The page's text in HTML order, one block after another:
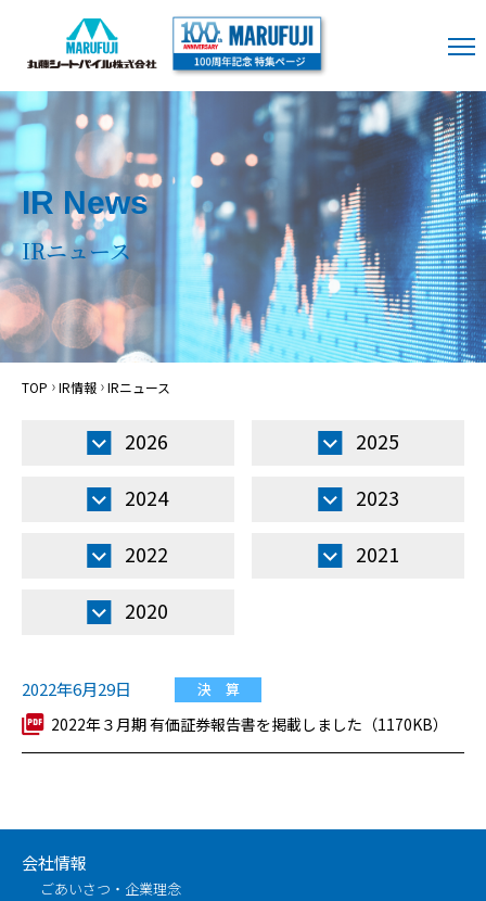
IR News
IRニュース
TOP IR情報 IRニュース
2026
2025
2024
2023
2022
2021
2020
2022年6月29日 決 算
2022年３月期 有価証券報告書を掲載しました（1170KB）
会社情報
ごあいさつ・企業理念